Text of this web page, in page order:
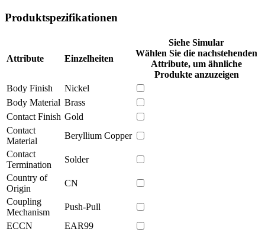
Produktspezifikationen
Attribute Einzelheiten
Siehe Simular
Wählen Sie die nachstehenden
Attribute, um ähnliche
Produkte anzuzeigen
Body Finish
Nickel
Body Material Brass
Contact Finish Gold
Contact
Material
Beryllium Copper
Contact
Termination
Solder
Country of
Origin
CN
Coupling
Mechanism
Push-Pull
ECCN
EAR99